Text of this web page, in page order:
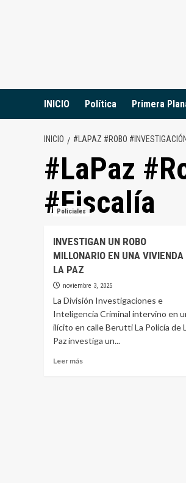
INICIO Política Primera
INICIO #LAPAZ #ROBO
#LaPaz
#Fiscalía
Policiales
INVESTIGAN UN ROBO
MILLONARIO EN UNA VIVIENDA
LA PAZ
noviembre 3, 2025
La División Investigaciones e
Inteligencia Criminal intervino en
ilícito en calle Berutti La Policía de
Paz investiga un...
Leer más